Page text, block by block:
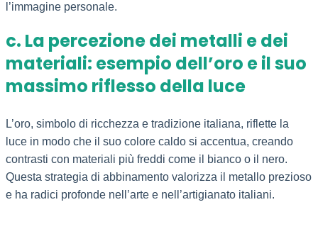
l’immagine personale.
c. La percezione dei metalli e dei
materiali: esempio dell’oro e il suo
massimo riflesso della luce
L’oro, simbolo di ricchezza e tradizione italiana, riflette la
luce in modo che il suo colore caldo si accentua, creando
contrasti con materiali più freddi come il bianco o il nero.
Questa strategia di abbinamento valorizza il metallo prezioso
e ha radici profonde nell’arte e nell’artigianato italiani.